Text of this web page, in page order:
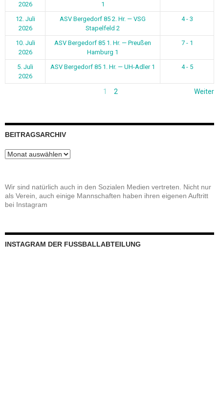
2026
1
12. Juli
2026
ASV Bergedorf 85 2. Hr. — VSG
Stapelfeld 2
4 - 3
10. Juli
2026
ASV Bergedorf 85 1. Hr. — Preußen
Hamburg 1
7 - 1
5. Juli
2026
ASV Bergedorf 85 1. Hr. — UH-Adler 1 4 - 5
1 2 Weiter
BEITRAGSARCHIV
Beitragsarchiv
Wir sind natürlich auch in den Sozialen Medien vertreten. Nicht nur
als Verein, auch einige Mannschaften haben ihren eigenen Auftritt
bei Instagram
INSTAGRAM DER FUSSBALLABTEILUNG